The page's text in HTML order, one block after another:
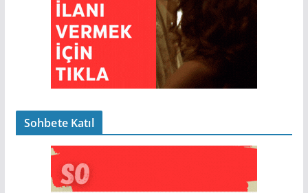
Sohbete Katıl